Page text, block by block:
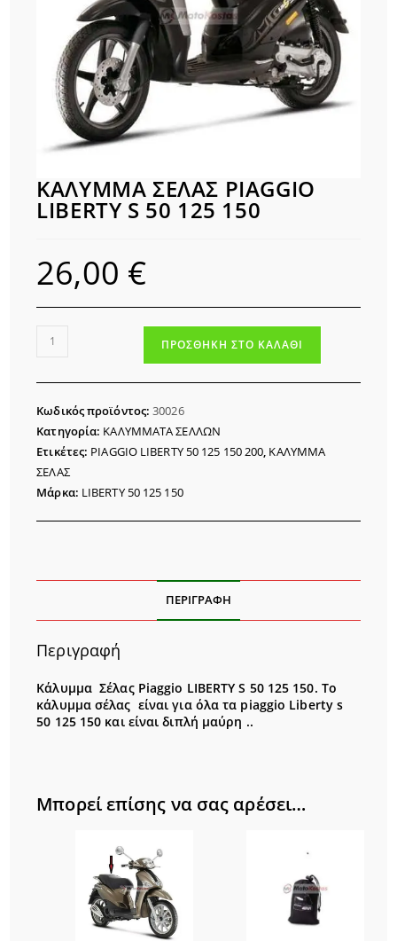
ΚΑΛΥΜΜΑ ΣΕΛΑΣ PIAGGIO
LIBERTY S 50 125 150
26,00 €
ΚΑΛΥΜΜΑ
PIAGGIO
LIBERTY
S
50
125
150
ΠΡΟΣΘΉΚΗ ΣΤΟ ΚΑΛΆΘΙ
Κωδικός προϊόντος:30026
Κατηγορία: ΚΑΛΥΜΜΑΤΑ ΣΕΛΛΩΝ
Ετικέτες: PIAGGIO LIBERTY 50 125 150 200 ΚΑΛΥΜΜΑ
ΣΕΛΑΣ
Μάρκα: LIBERTY 50 125 150
ΠΕΡΙΓΡΑΦΉ
Περιγραφή
Κάλυμμα Σέλας Piaggio LIBERTY S 50 125 150. Το
κάλυμμα σέλας είναι για όλα τα piaggio Liberty s
50 125 150 και είναι διπλή μαύρη ..
Μπορεί επίσης να σας αρέσει…